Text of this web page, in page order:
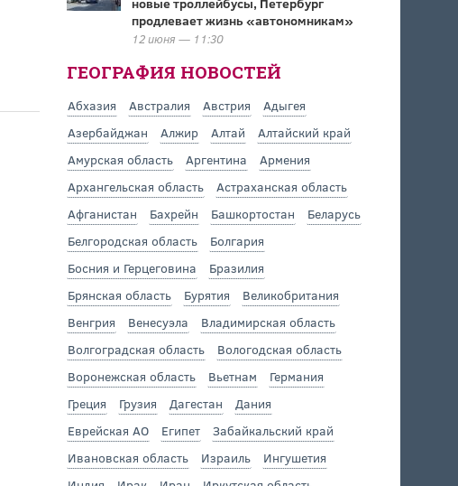
продлевает жизнь «автономникам»
12 июня — 11:30
ГЕОГРАФИЯ НОВОСТЕЙ
Абхазия Австралия Австрия
Адыгея
Азербайджан
Алжир Алтай
Алтайский край
Амурская область
Аргентина
Армения
Архангельская область
Астраханская область
Афганистан
Бахрейн Башкортостан
Беларусь
Белгородская область
Болгария
Босния и Герцеговина
Бразилия
Брянская область
Бурятия
Великобритания
Венгрия
Венесуэла
Владимирская область
Волгоградская область
Вологодская область
Воронежская область
Вьетнам
Германия
Греция
Грузия Дагестан
Дания
Еврейская АО
Египет
Забайкальский край
Ивановская область
Израиль
Ингушетия